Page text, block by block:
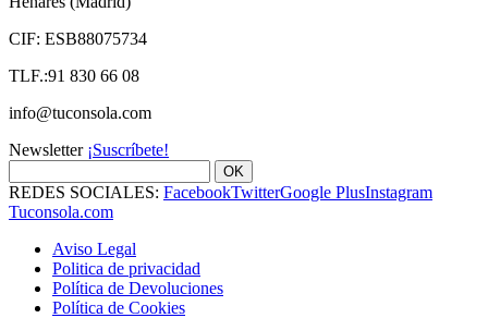
CIF: ESB88075734
TLF.:91 830 66 08
info@tuconsola.com
Newsletter ¡Suscríbete!
OK
REDES SOCIALES: FacebookTwitterGoogle PlusInstagram
Tuconsola.com
Aviso Legal
Politica de privacidad
Política de Devoluciones
Política de Cookies